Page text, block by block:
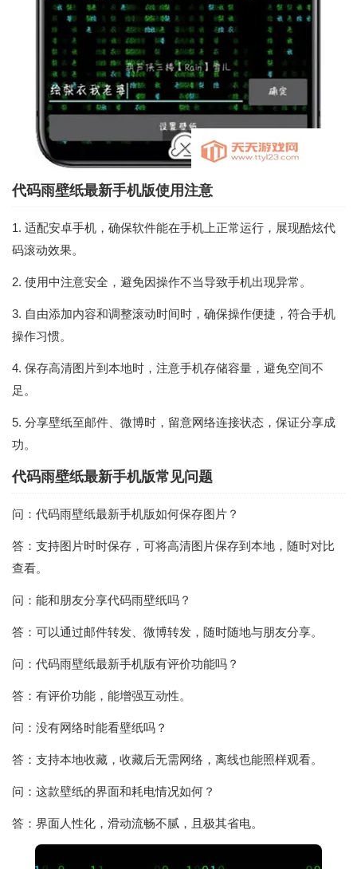
代码雨壁纸最新手机版使用注意
1. 适配安卓手机，确保软件能在手机上正常运行，展现酷炫代
码滚动效果。
2. 使用中注意安全，避免因操作不当导致手机出现异常。
3. 自由添加内容和调整滚动时间时，确保操作便捷，符合手机
操作习惯。
4. 保存高清图片到本地时，注意手机存储容量，避免空间不
足。
5. 分享壁纸至邮件、微博时，留意网络连接状态，保证分享成
功。
代码雨壁纸最新手机版常见问题
问：代码雨壁纸最新手机版如何保存图片？
答：支持图片时时保存，可将高清图片保存到本地，随时对比
查看。
问：能和朋友分享代码雨壁纸吗？
答：可以通过邮件转发、微博转发，随时随地与朋友分享。
问：代码雨壁纸最新手机版有评价功能吗？
答：有评价功能，能增强互动性。
问：没有网络时能看壁纸吗？
答：支持本地收藏，收藏后无需网络，离线也能照样观看。
问：这款壁纸的界面和耗电情况如何？
答：界面人性化，滑动流畅不腻，且极其省电。